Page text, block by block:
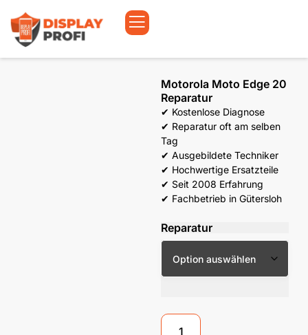
Motorola Moto Edge 20
Reparatur
✔ Kostenlose Diagnose
✔ Reparatur oft am selben
Tag
✔ Ausgebildete Techniker
✔ Hochwertige Ersatzteile
✔ Seit 2008 Erfahrung
✔ Fachbetrieb in Gütersloh
Reparatur